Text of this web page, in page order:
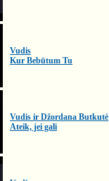
Vudis
Kur Bebūtum Tu
Vudis ir Džordana Butkutė
Ateik, jei gali